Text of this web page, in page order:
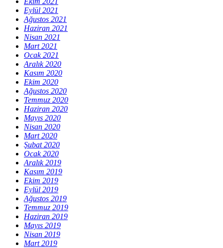
Eylül 2021
Ağustos 2021
Haziran 2021
Nisan 2021
Mart 2021
Ocak 2021
Aralık 2020
Kasım 2020
Ekim 2020
Ağustos 2020
Temmuz 2020
Haziran 2020
Mayıs 2020
Nisan 2020
Mart 2020
Şubat 2020
Ocak 2020
Aralık 2019
Kasım 2019
Ekim 2019
Eylül 2019
Ağustos 2019
Temmuz 2019
Haziran 2019
Mayıs 2019
Nisan 2019
Mart 2019